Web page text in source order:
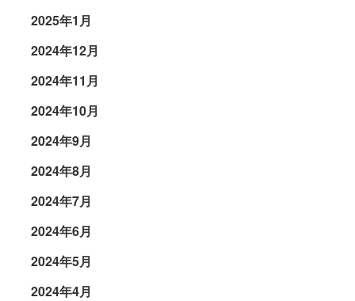
2025年1月
2024年12月
2024年11月
2024年10月
2024年9月
2024年8月
2024年7月
2024年6月
2024年5月
2024年4月